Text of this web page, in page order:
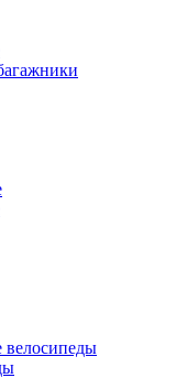
велосипеды